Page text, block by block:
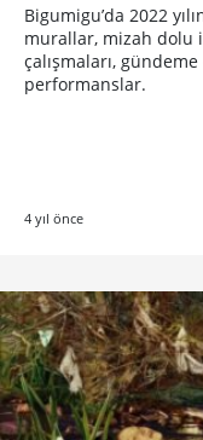
Bigumigu’da 2022
murallar, mizah dolu
çalışmaları,
performanslar.
4 yıl önce